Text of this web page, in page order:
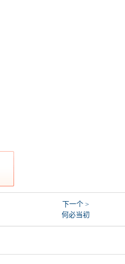
下一个 >
何必当初